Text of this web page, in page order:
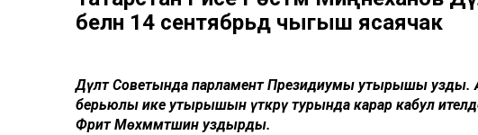
белән 14 сентябрьдә чыгыш ясаячак
Дәүләт Советында парламент Президиумы утырышы
берьюлы ике утырышын үткәрү турында карар кабул
Фәрит Мөхәммәтшин уздырды.